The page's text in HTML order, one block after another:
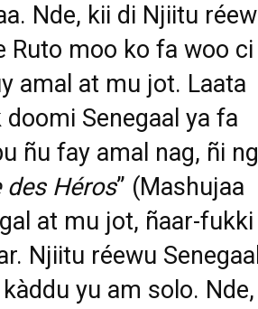
Nde, kii di Njiitu réew
Ruto moo ko fa woo ci
amal at mu jot. Laata
Senegaal ya fa
ñu fay amal nag, ñi
Héros” (Mashujaa
at mu jot, ñaar-fukki
Njiitu réewu
yu am solo. Nde,